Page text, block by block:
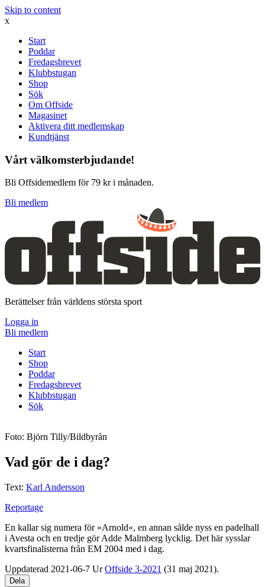
Skip to content
x
Start
Poddar
Fredagsbrevet
Klubbstugan
Shop
Sök
Om Offside
Magasinet
Aktivera ditt medlemskap
Kundtjänst
Vårt välkomsterbjudande!
Bli Offsidemedlem för 79 kr i månaden.
Bli medlem
Berättelser från världens största sport
Logga in
Bli medlem
Start
Shop
Poddar
Fredagsbrevet
Klubbstugan
Sök
Foto: Björn Tilly/Bildbyrån
Vad gör de i dag?
Text: Karl Andersson
Reportage
En kallar sig numera för »Arnold«, en annan sålde nyss en padelhall
i Avesta och en tredje gör Adde Malmberg lycklig. Det här sysslar
kvartsfinalisterna från EM 2004 med i dag.
Uppdaterad 2021-06-7 UrOffside 3-2021 (31 maj 2021).
Dela